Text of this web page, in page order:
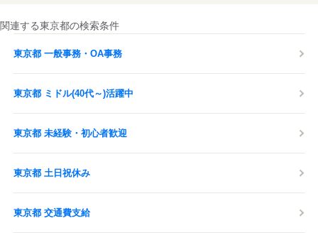
関連する東京都の検索条件
東京都 一般事務・OA事務
東京都 ミドル(40代～)活躍中
東京都 未経験・初心者歓迎
東京都 土日祝休み
東京都 交通費支給